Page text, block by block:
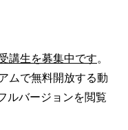
講生を募集中です。
ムで無料開放する動
ルバージョンを閲覧